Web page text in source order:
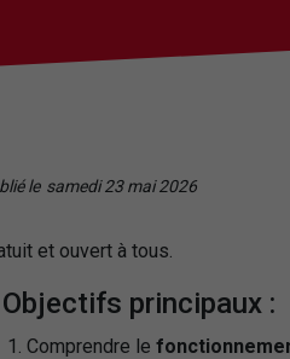
le samedi 23 mai 2026
et ouvert à tous.
principaux :
Comprendre le